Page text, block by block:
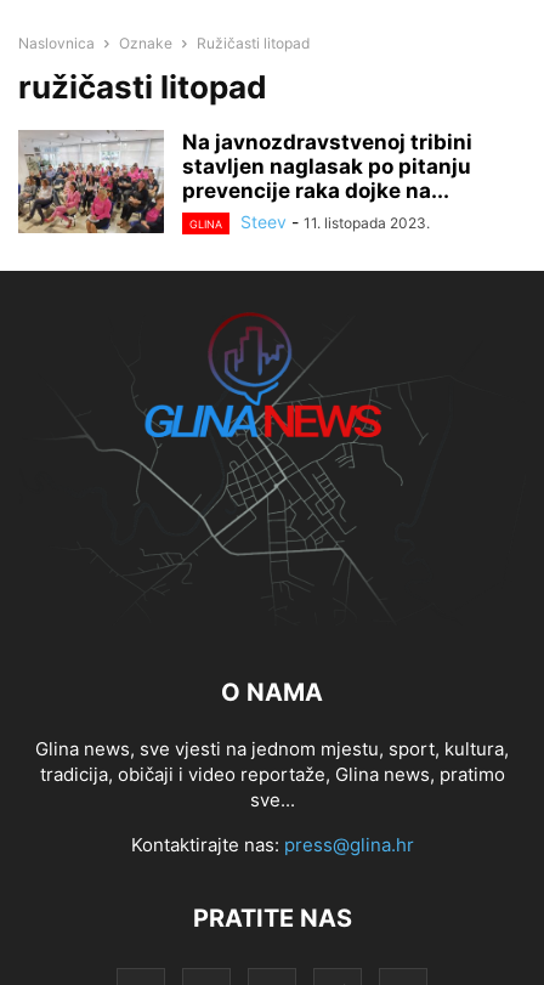
Naslovnica Oznake Ružičasti litopad
ružičasti litopad
Na javnozdravstvenoj tribini
stavljen naglasak po pitanju
prevencije raka dojke na...
GLINA Steev - 11. listopada 2023.
O NAMA
Glina news, sve vjesti na jednom mjestu, sport, kultura,
tradicija, običaji i video reportaže, Glina news, pratimo
sve...
Kontaktirajte nas: press@glina.hr
PRATITE NAS